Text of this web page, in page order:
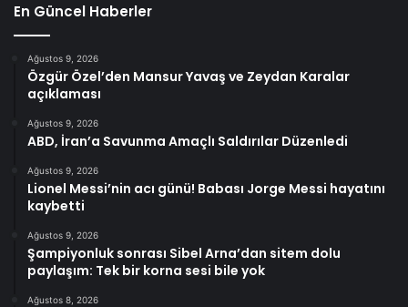
En Güncel Haberler
Ağustos 9, 2026
Özgür Özel’den Mansur Yavaş ve Zeydan Karalar
açıklaması
Ağustos 9, 2026
ABD, İran’a Savunma Amaçlı Saldırılar Düzenledi
Ağustos 9, 2026
Lionel Messi’nin acı günü! Babası Jorge Messi hayatını
kaybetti
Ağustos 9, 2026
Şampiyonluk sonrası Sibel Arna’dan sitem dolu
paylaşım: Tek bir korna sesi bile yok
Ağustos 8, 2026